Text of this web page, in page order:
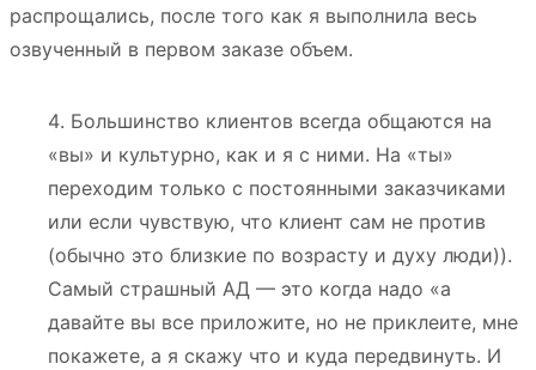
распрощались, после того как я выполнила весь
озвученный в первом заказе объем.
Большинство клиентов всегда общаются на
«вы» и культурно, как и я с ними. На «ты»
переходим только с постоянными заказчиками
или если чувствую, что клиент сам не против
(обычно это близкие по возрасту и духу люди)).
Самый страшный АД — это когда надо «а
давайте вы все приложите, но не приклеите, мне
покажете, а я скажу что и куда передвинуть. И